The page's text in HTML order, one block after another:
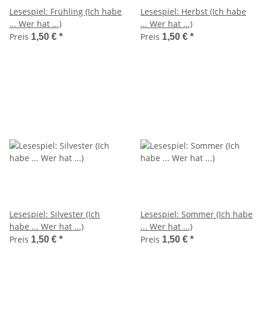
Lesespiel: Frühling (Ich habe
... Wer hat ...)
Preis 1,50 € *
Lesespiel: Herbst (Ich habe
... Wer hat ...)
Preis 1,50 € *
Lesespiel: Silvester (Ich
habe ... Wer hat ...)
Preis 1,50 € *
Lesespiel: Sommer (Ich habe
... Wer hat ...)
Preis 1,50 € *